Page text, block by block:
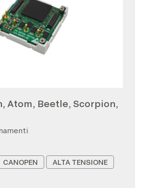
Atom, Beetle, Scorpion,
CANOPEN ALTA TENSIONE